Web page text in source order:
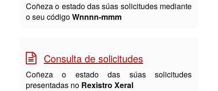
Coñeza o estado das súas solicitudes mediante
o seu códigoWnnnn-mmm
Consulta de solicitudes
Coñeza o estado das súas solicitudes
presentadas no Rexistro Xeral